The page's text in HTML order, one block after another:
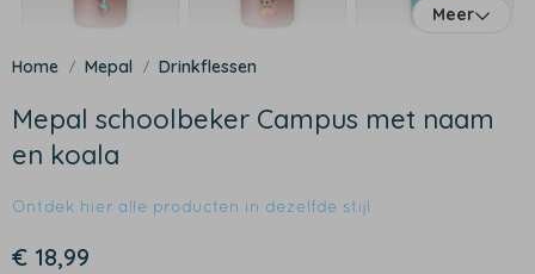
Meer
Mepal Drinkflessen
Mepal schoolbeker Campus met naam
en koala
Ontdek hier alle producten in dezelfde stijl
€ 18,99